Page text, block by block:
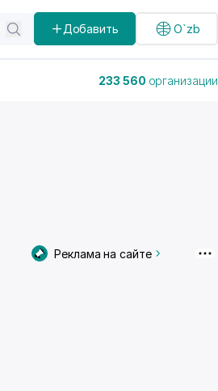
Добавить O`zb
233 560 организации
Реклама на сайте